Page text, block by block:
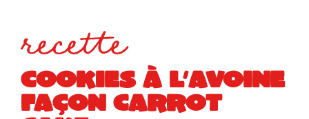
recette
COOKIES À L’AVOINE
FAÇON CARROT